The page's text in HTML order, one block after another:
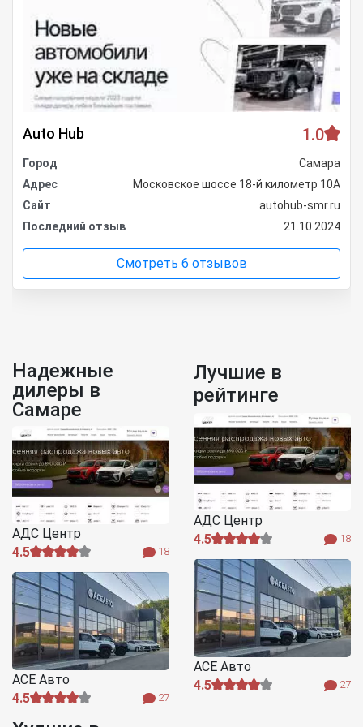
Auto Hub 1.0
Город
Самара
Адрес
Московское шоссе 18-й километр 10А
Сайт
autohub-smr.ru
Последний отзыв
21.10.2024
Смотреть 6 отзывов
Надежные
дилеры в
Самаре
АДС Центр
4.5
18
АСЕ Авто
4.5
27
Лучшие в
рейтинге
АДС Центр
4.5
18
АСЕ Авто
4.5
27